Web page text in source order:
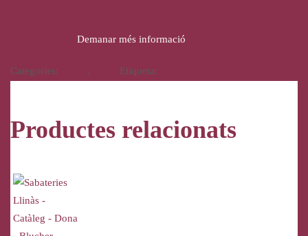
Demanar més informació
Categories: , Etiqueta:
Productes relacionats